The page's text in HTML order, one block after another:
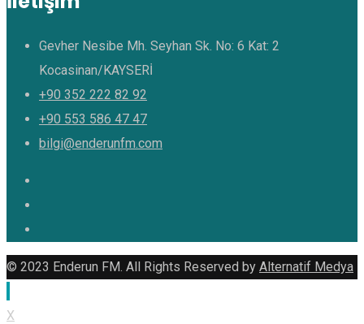
Gevher Nesibe Mh. Seyhan Sk. No: 6 Kat: 2
Kocasinan/KAYSERİ
+90 352 222 82 92
+90 553 586 47 47
bilgi@enderunfm.com
© 2023 Enderun FM. All Rights Reserved by Alternatif Medya
X